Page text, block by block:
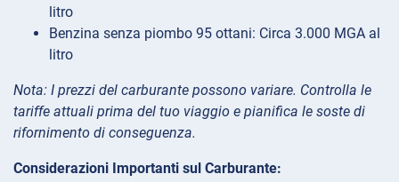
litro
Benzina senza piombo 95 ottani: Circa 3.000 MGA al
litro
Nota: I prezzi del carburante possono variare. Controlla le
tariffe attuali prima del tuo viaggio e pianifica le soste di
rifornimento di conseguenza.
Considerazioni Importanti sul Carburante: